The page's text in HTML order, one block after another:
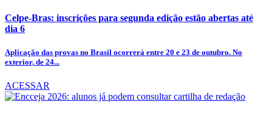
Celpe-Bras: inscrições para segunda edição estão abertas até
dia 6
Aplicação das provas no Brasil ocorrerá entre 20 e 23 de outubro. No
exterior, de 24...
ACESSAR